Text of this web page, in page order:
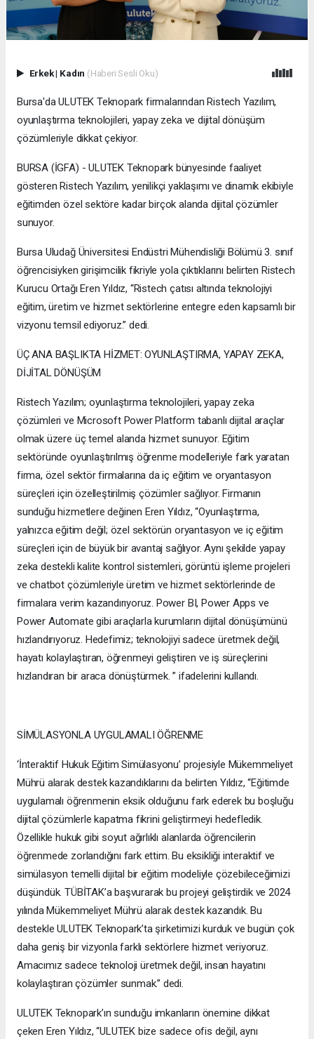
Erkek| Kadın (Haberi Sesli Oku)
Bursa'da ULUTEK Teknopark firmalarından Ristech Yazılım,
oyunlaştırma teknolojileri, yapay zeka ve dijital dönüşüm
çözümleriyle dikkat çekiyor.
BURSA (İGFA) - ULUTEK Teknopark bünyesinde faaliyet
gösteren Ristech Yazılım, yenilikçi yaklaşımı ve dinamik ekibiyle
eğitimden özel sektöre kadar birçok alanda dijital çözümler
sunuyor.
Bursa Uludağ Üniversitesi Endüstri Mühendisliği Bölümü 3. sınıf
öğrencisiyken girişimcilik fikriyle yola çıktıklarını belirten Ristech
Kurucu Ortağı Eren Yıldız, “Ristech çatısı altında teknolojiyi
eğitim, üretim ve hizmet sektörlerine entegre eden kapsamlı bir
vizyonu temsil ediyoruz.” dedi.
ÜÇ ANA BAŞLIKTA HİZMET: OYUNLAŞTIRMA, YAPAY ZEKA,
DİJİTAL DÖNÜŞÜM
Ristech Yazılım; oyunlaştırma teknolojileri, yapay zeka
çözümleri ve Microsoft Power Platform tabanlı dijital araçlar
olmak üzere üç temel alanda hizmet sunuyor. Eğitim
sektöründe oyunlaştırılmış öğrenme modelleriyle fark yaratan
firma, özel sektör firmalarına da iç eğitim ve oryantasyon
süreçleri için özelleştirilmiş çözümler sağlıyor. Firmanın
sunduğu hizmetlere değinen Eren Yıldız, “Oyunlaştırma,
yalnızca eğitim değil; özel sektörün oryantasyon ve iç eğitim
süreçleri için de büyük bir avantaj sağlıyor. Aynı şekilde yapay
zeka destekli kalite kontrol sistemleri, görüntü işleme projeleri
ve chatbot çözümleriyle üretim ve hizmet sektörlerinde de
firmalara verim kazandırıyoruz. Power BI, Power Apps ve
Power Automate gibi araçlarla kurumların dijital dönüşümünü
hızlandırıyoruz. Hedefimiz; teknolojiyi sadece üretmek değil,
hayatı kolaylaştıran, öğrenmeyi geliştiren ve iş süreçlerini
hızlandıran bir araca dönüştürmek. ” ifadelerini kullandı.
SİMÜLASYONLA UYGULAMALI ÖĞRENME
‘İnteraktif Hukuk Eğitim Simülasyonu’ projesiyle Mükemmeliyet
Mührü alarak destek kazandıklarını da belirten Yıldız, “Eğitimde
uygulamalı öğrenmenin eksik olduğunu fark ederek bu boşluğu
dijital çözümlerle kapatma fikrini geliştirmeyi hedefledik.
Özellikle hukuk gibi soyut ağırlıklı alanlarda öğrencilerin
öğrenmede zorlandığını fark ettim. Bu eksikliği interaktif ve
simülasyon temelli dijital bir eğitim modeliyle çözebileceğimizi
düşündük. TÜBİTAK’a başvurarak bu projeyi geliştirdik ve 2024
yılında Mükemmeliyet Mührü alarak destek kazandık. Bu
destekle ULUTEK Teknopark’ta şirketimizi kurduk ve bugün çok
daha geniş bir vizyonla farklı sektörlere hizmet veriyoruz.
Amacımız sadece teknoloji üretmek değil, insan hayatını
kolaylaştıran çözümler sunmak.” dedi.
ULUTEK Teknopark’ın sunduğu imkanların önemine dikkat
çeken Eren Yıldız, “ULUTEK bize sadece ofis değil, aynı